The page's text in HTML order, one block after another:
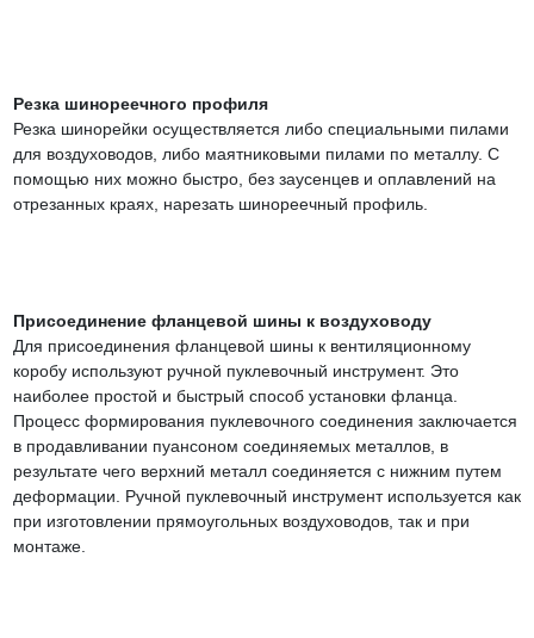
Резка шинореечного профиля
Резка шинорейки осуществляется либо специальными пилами
для воздуховодов, либо маятниковыми пилами по металлу. С
помощью них можно быстро, без заусенцев и оплавлений на
отрезанных краях, нарезать шинореечный профиль.
Присоединение фланцевой шины к воздуховоду
Для присоединения фланцевой шины к вентиляционному
коробу используют ручной пуклевочный инструмент. Это
наиболее простой и быстрый способ установки фланца.
Процесс формирования пуклевочного соединения заключается
в продавливании пуансоном соединяемых металлов, в
результате чего верхний металл соединяется с нижним путем
деформации. Ручной пуклевочный инструмент используется как
при изготовлении прямоугольных воздуховодов, так и при
монтаже.